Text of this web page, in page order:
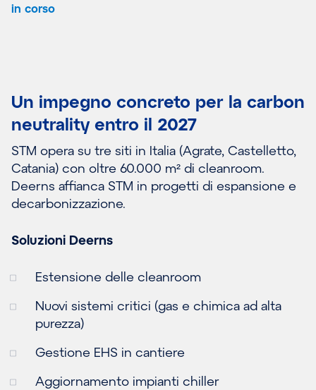
in corso
Un impegno concreto per la carbon
neutrality entro il 2027
STM opera su tre siti in Italia (Agrate, Castelletto,
Catania) con oltre 60.000 m² di cleanroom.
Deerns affianca STM in progetti di espansione e
decarbonizzazione.
Soluzioni Deerns
Estensione delle cleanroom
Nuovi sistemi critici (gas e chimica ad alta
purezza)
Gestione EHS in cantiere
Aggiornamento impianti chiller